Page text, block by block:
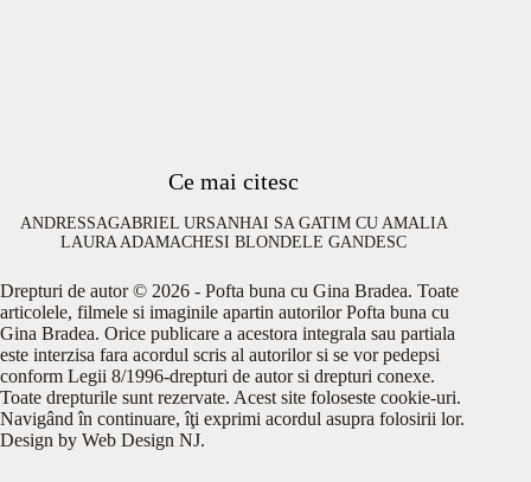
Ce mai citesc
ANDRESSAGABRIEL URSANHAI SA GATIM CU AMALIA
LAURA ADAMACHESI BLONDELE GANDESC
Drepturi de autor © 2026 - Pofta buna cu Gina Bradea. Toate
articolele, filmele si imaginile apartin autorilor Pofta buna cu
Gina Bradea. Orice publicare a acestora integrala sau partiala
este interzisa fara acordul scris al autorilor si se vor pedepsi
conform Legii 8/1996-drepturi de autor si drepturi conexe.
Toate drepturile sunt rezervate. Acest site foloseste cookie-uri.
Navigând în continuare, îţi exprimi acordul asupra folosirii lor.
Design by Web Design NJ.